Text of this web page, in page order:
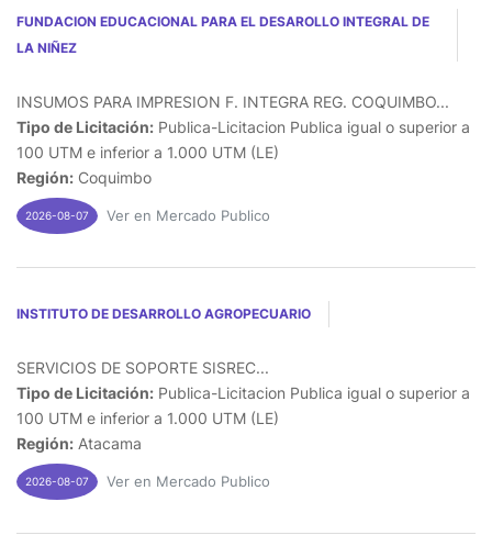
FUNDACION EDUCACIONAL PARA EL DESAROLLO INTEGRAL DE
LA NIÑEZ
INSUMOS PARA IMPRESION F. INTEGRA REG. COQUIMBO...
Tipo de Licitación: Publica-Licitacion Publica igual o superior a
100 UTM e inferior a 1.000 UTM (LE)
Región: Coquimbo
2026-08-07 Ver en Mercado Publico
INSTITUTO DE DESARROLLO AGROPECUARIO
SERVICIOS DE SOPORTE SISREC...
Tipo de Licitación: Publica-Licitacion Publica igual o superior a
100 UTM e inferior a 1.000 UTM (LE)
Región: Atacama
2026-08-07 Ver en Mercado Publico